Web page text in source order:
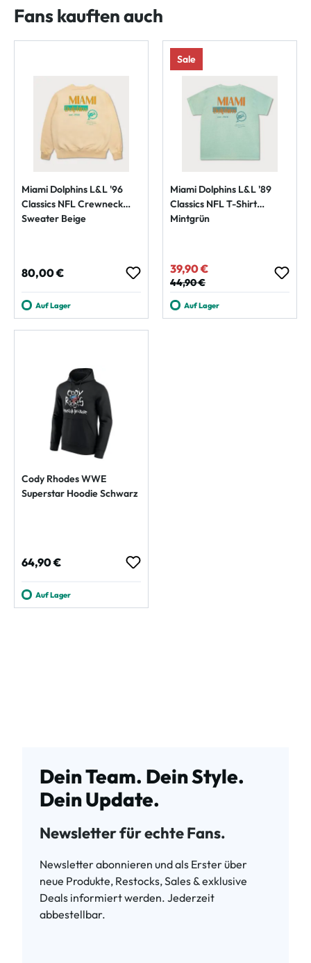
Fans kauften auch
Miami Dolphins L&L '96
Classics NFL Crewneck
Sweater Beige
Regulärer Preis:
80,00 €
Auf Lager
Sale
Miami Dolphins L&L '89
Classics NFL T-Shirt
Mintgrün
Verkaufspreis:
39,90 €
Regulärer Preis:
44,90 €
Auf Lager
Cody Rhodes WWE
Superstar Hoodie Schwarz
Regulärer Preis:
64,90 €
Auf Lager
Dein Team. Dein Style.
Dein Update.
Newsletter für echte Fans.
Newsletter abonnieren und als Erster über
neue Produkte, Restocks, Sales & exklusive
Deals informiert werden. Jederzeit
abbestellbar.